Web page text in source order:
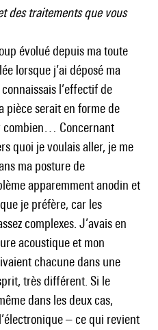
des traitements que vous
évolué depuis ma toute
lorsque j’ai déposé ma
l’effectif de
pièce serait en forme de
combien… Concernant
quoi je voulais aller, je me
ma posture de
apparemment anodin et
je préfère, car les
complexes. J’avais en
acoustique et mon
chacune dans une
très différent. Si le
dans les deux cas,
– ce qui revient